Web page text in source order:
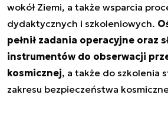
wokół Ziemi, a także wsparcia
dydaktycznych i szkoleniowych.
pełnił zadania operacyjne oraz
instrumentów do obserwacji
kosmicznej, a także do szkolenia
zakresu bezpieczeństwa